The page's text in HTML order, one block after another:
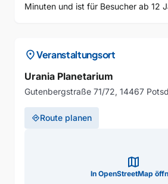
Minuten und ist für Besucher ab 12
location_onVeranstaltungsort
Urania Planetarium
Gutenbergstraße 71/72, 14467
directionsRoute planen
map
In OpenStreetMap